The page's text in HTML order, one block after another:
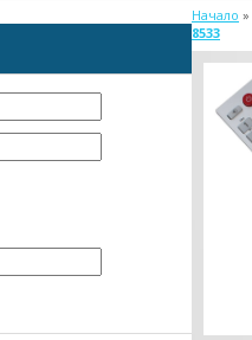
Начало »
8533